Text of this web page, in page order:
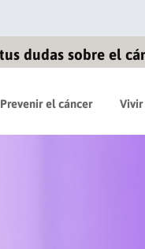
dudas sobre el
Prevenir el cáncer Vivir